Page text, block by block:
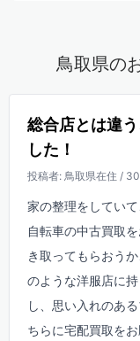
鳥取県の
総合店とは違
した！
投稿者: 鳥取県在住 /
家の整理をしてい
自転車の中古買取
き取ってもらおう
のような洋服店に
し、思い入れのあ
ちらに宅配買取を